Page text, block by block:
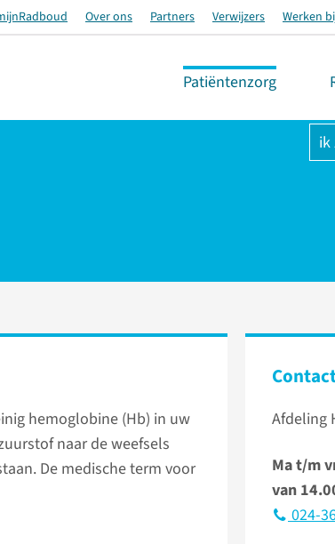
Over ons Partners Verwijzers Werken
Patiëntenzorg
ik
hemoglobine (Hb) in uw
naar de weefsels
De medische term voor
Afdeling
Ma t/m
van
024-